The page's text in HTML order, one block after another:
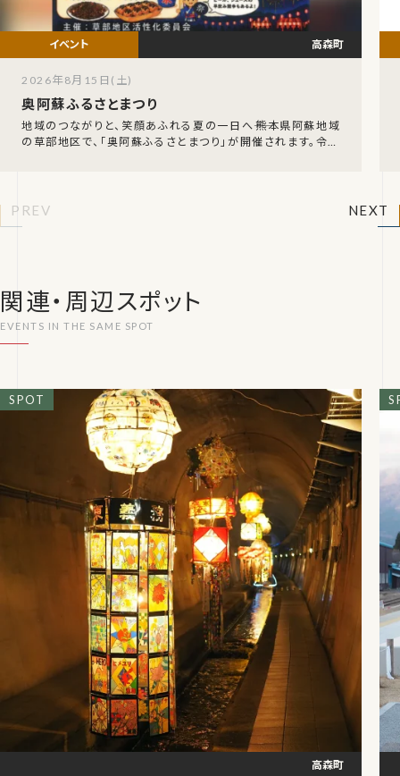
奥阿蘇ふるさとまつり
地域のつながりと、笑顔あふれる夏の一日へ――熊本県阿蘇地域
の草部地区で、「奥阿蘇ふるさとまつり」が開催されます。令和
高森町
2026年8月15日(土)
PREV NEXT
関連・周辺スポット
高森町